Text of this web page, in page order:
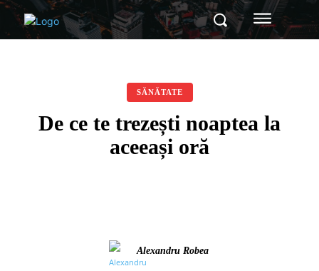
SĂNĂTATE
De ce te trezești noaptea la
aceeași oră
Alexandru Robea